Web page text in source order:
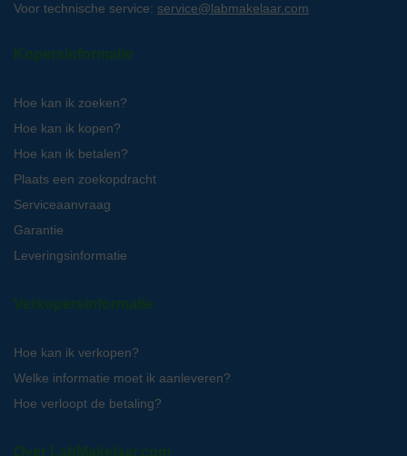
Voor technische service: service@labmakelaar.com
Kopersinformatie
Hoe kan ik zoeken?
Hoe kan ik kopen?
Hoe kan ik betalen?
Plaats een zoekopdracht
Serviceaanvraag
Garantie
Leveringsinformatie
Verkopersinformatie
Hoe kan ik verkopen?
Welke informatie moet ik aanleveren?
Hoe verloopt de betaling?
Over LabMakelaar.com